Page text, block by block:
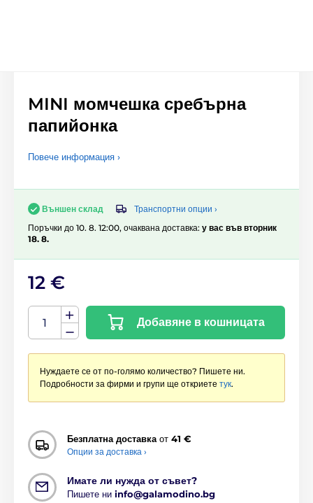
MINI момчешка сребърна
папийонка
Повече информация ›
Външен склад
Транспортни опции ›
Поръчки до 10. 8. 12:00, очаквана доставка: у вас във вторник
18. 8.
12 €
Добавяне в кошницата
Нуждаете се от по-голямо количество? Пишете ни.
Подробности за фирми и групи ще откриете тук.
Безплатна доставка от 41 €
Опции за доставка ›
Имате ли нужда от съвет?
Пишете ни info@galamodino.bg